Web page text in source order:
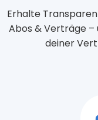
Erhalte
Abos & Verträge –
deiner